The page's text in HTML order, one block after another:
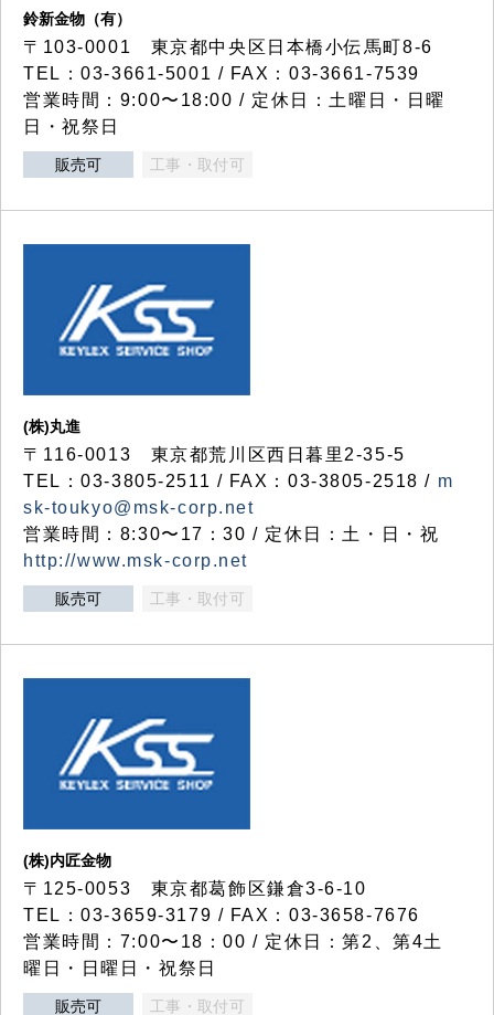
鈴新金物（有）
〒103-0001 東京都中央区日本橋小伝馬町8-6
TEL：03-3661-5001 / FAX：03-3661-7539
営業時間：9:00〜18:00 / 定休日：土曜日・日曜
日・祝祭日
販売可 工事・取付可
(株)丸進
〒116-0013 東京都荒川区西日暮里2-35-5
TEL：03-3805-2511 / FAX：03-3805-2518 / m
sk-toukyo@msk-corp.net
営業時間：8:30〜17：30 / 定休日：土・日・祝
http://www.msk-corp.net
販売可 工事・取付可
(株)内匠金物
〒125-0053 東京都葛飾区鎌倉3-6-10
TEL：03-3659-3179 / FAX：03-3658-7676
営業時間：7:00〜18：00 / 定休日：第2、第4土
曜日・日曜日・祝祭日
販売可 工事・取付可